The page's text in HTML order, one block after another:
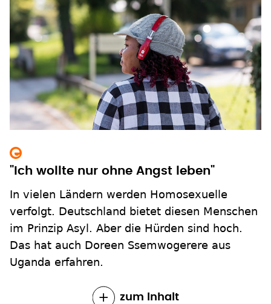
"Ich wollte nur ohne Angst leben"
In vielen Ländern werden Homosexuelle
verfolgt. Deutschland bietet diesen Menschen
im Prinzip Asyl. Aber die Hürden sind hoch.
Das hat auch Doreen Ssemwogerere aus
Uganda erfahren.
zum Inhalt